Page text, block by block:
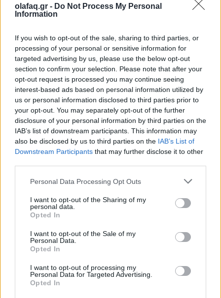
olafaq.gr - Do Not Process My Personal
Information
If you wish to opt-out of the sale, sharing to third parties, or
processing of your personal or sensitive information for
targeted advertising by us, please use the below opt-out
section to confirm your selection. Please note that after your
opt-out request is processed you may continue seeing
interest-based ads based on personal information utilized by
us or personal information disclosed to third parties prior to
your opt-out. You may separately opt-out of the further
disclosure of your personal information by third parties on the
IAB’s list of downstream participants. This information may
also be disclosed by us to third parties on the IAB’s List of
Downstream Participants that may further disclose it to other
Personal Data Processing Opt Outs
I want to opt-out of the Sharing of my
personal data.
Opted In
I want to opt-out of the Sale of my
Personal Data.
Opted In
I want to opt-out of processing my
Personal Data for Targeted Advertising.
Opted In
να έχει γίνει κάποια αξιόλογη πρόοδος ως προς την
Ιανουαρίου – Δεκεμβρίου 2023, σε όλη τη χώρα
καταγράφηκαν 11.201 τροχαία ατυχήματα, αριθμός
αυξημένος κατά +6,8% σε σχέση με το 2022 όταν
είχαν καταγραφεί 10.487. Οι νεκροί έφτασαν τους
621, -5% λιγότεροι σε σχέση με την περασμένη
χρονιά (654). Οι βαριά τραυματίες ήταν 657 (από
664 το 2022, -1,1% λιγότεροι) και οι ελαφρά
τραυματίες 12.644 (από 11.961, άνοδος +5,7%).
Επισημαίνεται ότι, οι κύριες αιτίες των τροχαίων
ατυχημάτων, καθώς και οι παράγοντες που
επιτείνουν τις συνέπειές τους είναι:
Η υπερβολική ταχύτητα